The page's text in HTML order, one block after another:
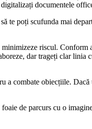
documentele
te poți scufunda mai
minimizeze riscul.
dar trageți clar linia
a combate obiecțiile.
de parcurs cu o